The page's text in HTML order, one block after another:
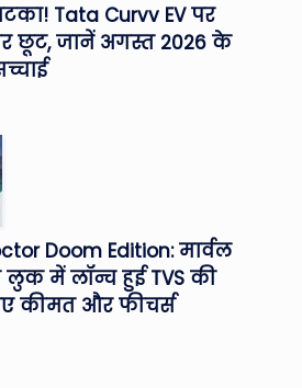
Tata Curvv EV पर
छूट, जानें अगस्त 2026 के
Doom Edition: मार्वल
में लॉन्च हुई TVS की
कीमत और फीचर्स